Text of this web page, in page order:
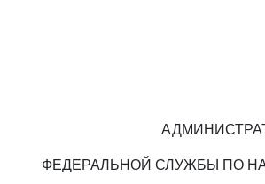
ФЕДЕРАЛЬНОЙ СЛУЖБЫ ПО